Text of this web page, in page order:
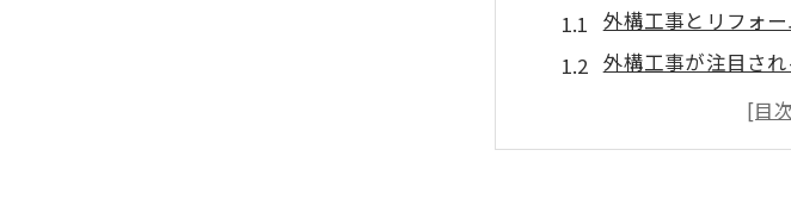
外構工事とリフォ
外構工事が注目さ
リフォーム需要統
外構工事を考える